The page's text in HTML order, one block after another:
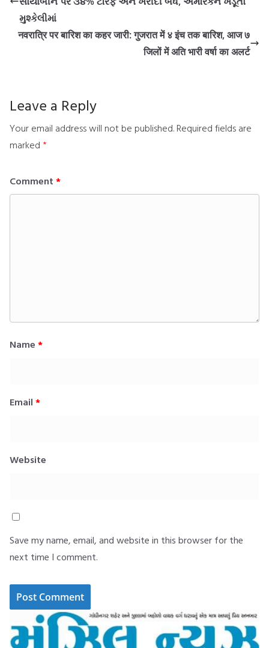
મુશ્કેલીમાં
नवरात्रि पर बारिश का कहर जारी: गुजरात में ४ इंच तक बारिश, आज ७
जिलों में अति भारी वर्षा का अलर्ट
Leave a Reply
Your email address will not be published. Required fields are
marked *
Comment *
Name *
Email *
Website
Save my name, email, and website in this browser for the
next time I comment.